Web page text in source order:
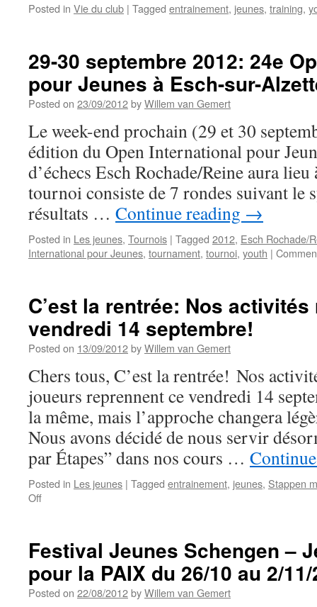
Posted in Vie du club | Tagged entrainement, jeunes, training,
29-30 septembre 2012: 24e
pour Jeunes à Esch-sur-
Posted on 23/09/2012byWillem van Gemert
Le week-end prochain (29 et 30
édition du Open International pour
d’échecs Esch Rochade/Reine aura
tournoi consiste de 7 rondes suivant le
résultats … Continue reading →
Posted in Les jeunes, Tournois | Tagged 2012, Esch Rochade/
International pour Jeunes, tournament, tournoi, youth |
C’est la rentrée: Nos
vendredi 14 septembre!
Posted on 13/09/2012byWillem van Gemert
Chers tous, C’est la rentrée! Nos
joueurs reprennent ce vendredi 14
la même, mais l’approche changera
Nous avons décidé de nous servir
par Étapes” dans nos cours …
Posted in Les jeunes | Tagged entrainement, jeunes, Stappen
Offon
Nos
activités
reprennent
ce
Festival Jeunes Schengen –
pour la PAIX du 26/10 au 2/
Posted on 22/08/2012byWillem van Gemert